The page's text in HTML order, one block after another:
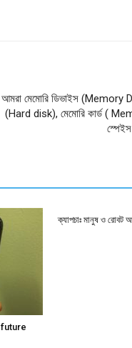
মেমোরি ডিভাইস (Memory
(Hard disk), মেমোরি কার্ড (
স্পেইস
future
ক্যাপচাঃ মানুষ ও রোবট